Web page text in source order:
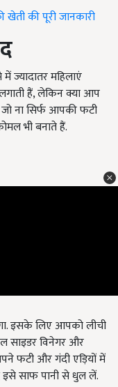
की पूरी जानकारी
ज्यादातर महिलाएं
हैं, लेकिन क्या आप
ना सिर्फ आपकी फटी
भी बनाते हैं.
इसके लिए आपको लीची
साइडर विनेगर और
फटी और गंदी एड़ियों में
इसे साफ पानी से धुल लें.